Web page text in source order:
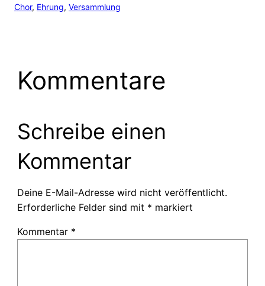
Chor, Ehrung, Versammlung
Kommentare
Schreibe einen
Kommentar
Deine E-Mail-Adresse wird nicht veröffentlicht.
Erforderliche Felder sind mit * markiert
Kommentar *